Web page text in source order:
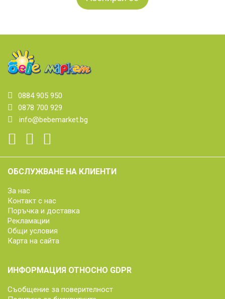
0884 905 950
0878 700 929
info@bebemarket.bg
ОБСЛУЖВАНЕ НА КЛИЕНТИ
За нас
Контакт с нас
Поръчка и доставка
Рекламации
Общи условия
Карта на сайта
ИНФОРМАЦИЯ ОТНОСНО GDPR
Съобщение за поверителност